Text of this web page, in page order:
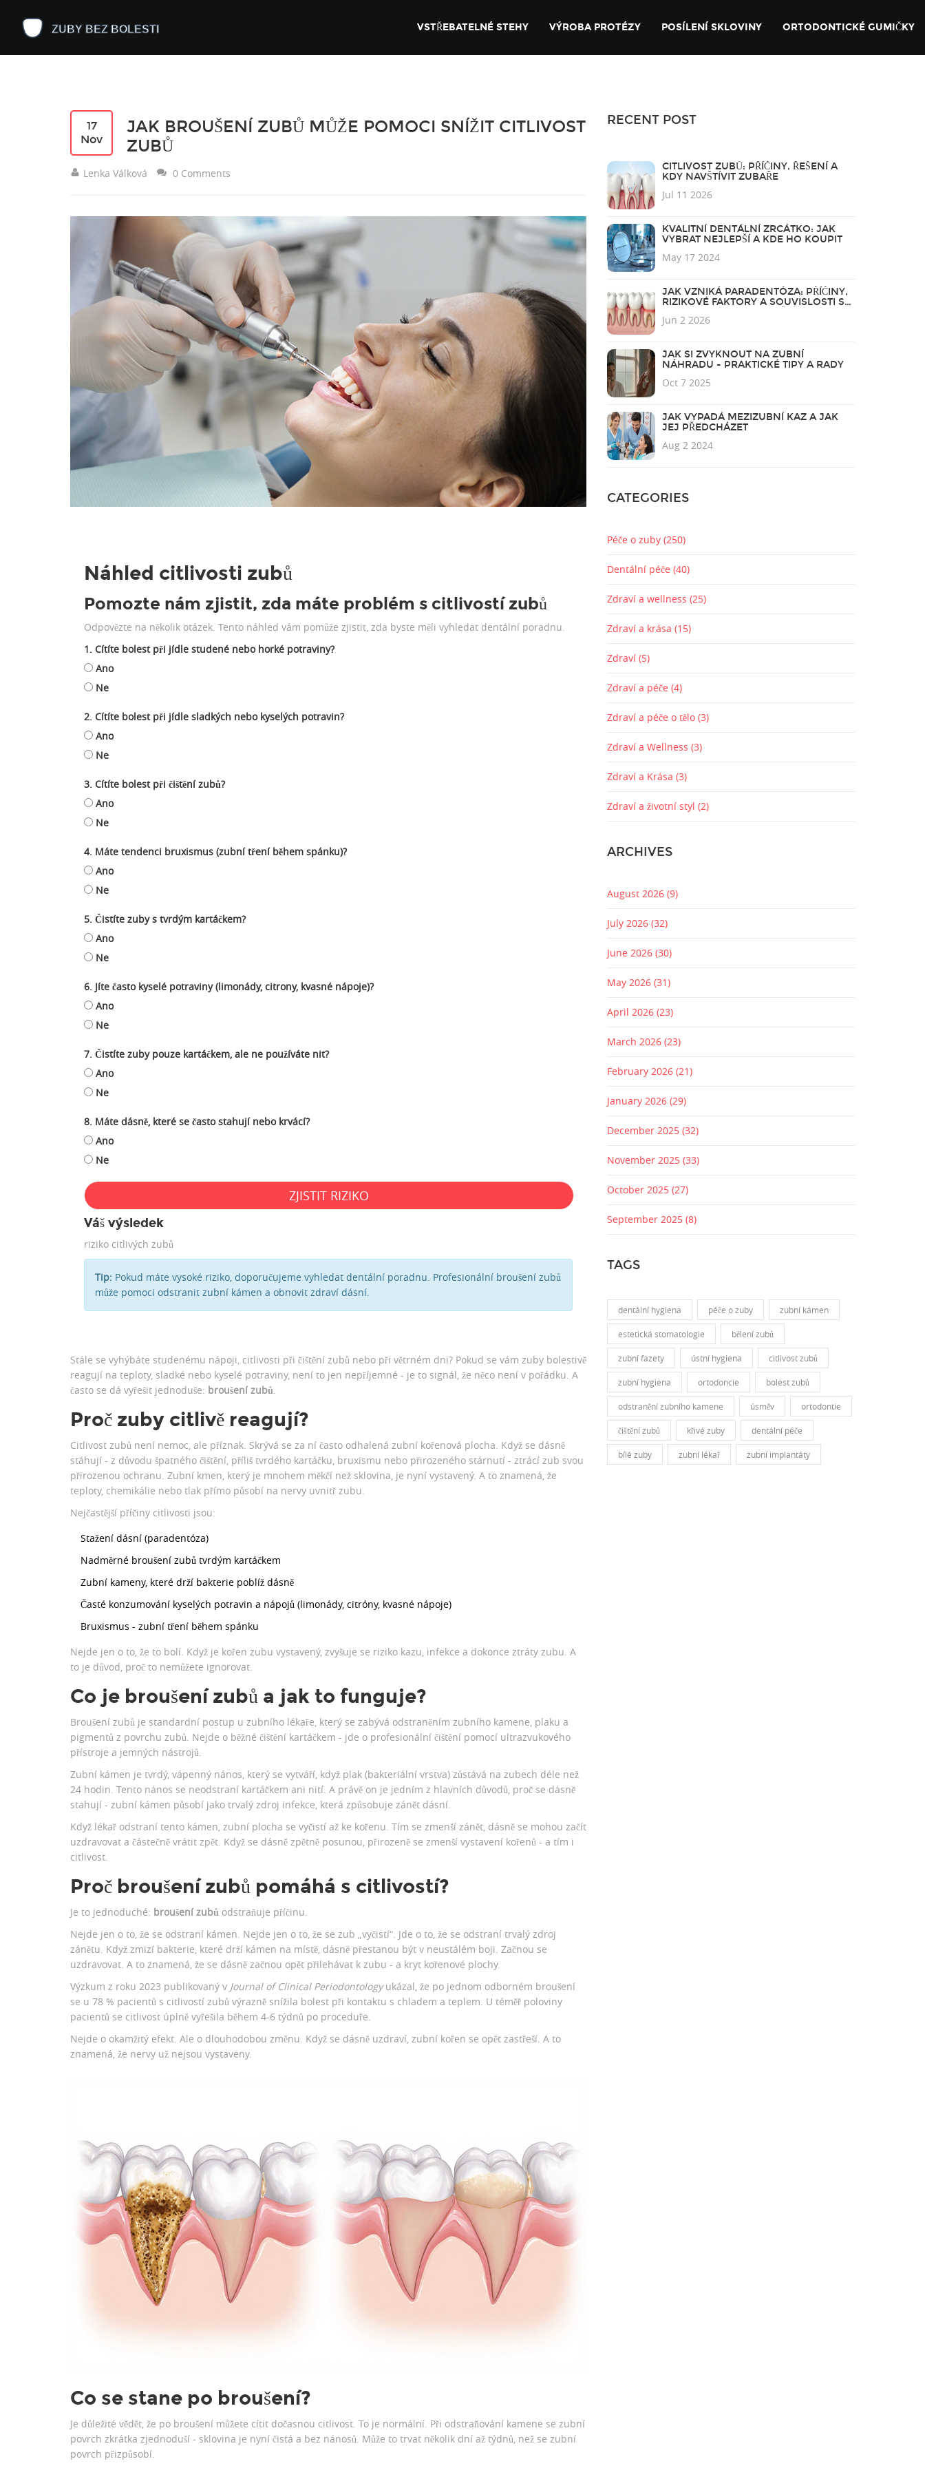
VSTŘEBATELNÉ STEHY VÝROBA PROTÉZY POSÍLENÍ SKLOVINY ORTODONTICKÉ GUMIČKY
17
Nov
JAK BROUŠENÍ ZUBŮ MŮŽE POMOCI SNÍŽIT CITLIVOST
ZUBŮ
Lenka Válková 0 Comments
Náhled citlivosti zubů
Pomozte nám zjistit, zda máte problém s citlivostí zubů
Odpovězte na několik otázek. Tento náhled vám pomůže zjistit, zda byste měli vyhledat dentální poradnu.
1. Cítíte bolest při jídle studené nebo horké potraviny?
Ano
Ne
2. Cítíte bolest při jídle sladkých nebo kyselých potravin?
Ano
Ne
3. Cítíte bolest při čištění zubů?
Ano
Ne
4. Máte tendenci bruxismus (zubní tření během spánku)?
Ano
Ne
5. Čistíte zuby s tvrdým kartáčkem?
Ano
Ne
6. Jíte často kyselé potraviny (limonády, citrony, kvasné nápoje)?
Ano
Ne
7. Čistíte zuby pouze kartáčkem, ale ne používáte nit?
Ano
Ne
8. Máte dásně, které se často stahují nebo krvácí?
Ano
Ne
ZJISTIT RIZIKO
Váš výsledek
riziko citlivých zubů
Tip: Pokud máte vysoké riziko, doporučujeme vyhledat dentální poradnu. Profesionální broušení zubů
může pomoci odstranit zubní kámen a obnovit zdraví dásní.
Stále se vyhýbáte studenému nápoji, citlivosti při čištění zubů nebo při větrném dni? Pokud se vám zuby bolestivě
reagují na teploty, sladké nebo kyselé potraviny, není to jen nepříjemné - je to signál, že něco není v pořádku. A
často se dá vyřešit jednoduše: broušení zubů.
Proč zuby citlivě reagují?
Citlivost zubů není nemoc, ale příznak. Skrývá se za ní často odhalená zubní kořenová plocha. Když se dásně
stáhují - z důvodu špatného čištění, příliš tvrdého kartáčku, bruxismu nebo přirozeného stárnutí - ztrácí zub svou
přirozenou ochranu. Zubní kmen, který je mnohem měkčí než sklovina, je nyní vystavený. A to znamená, že
teploty, chemikálie nebo tlak přímo působí na nervy uvnitř zubu.
Nejčastější příčiny citlivosti jsou:
Stažení dásní (paradentóza)
Nadměrné broušení zubů tvrdým kartáčkem
Zubní kameny, které drží bakterie poblíž dásně
Časté konzumování kyselých potravin a nápojů (limonády, citróny, kvasné nápoje)
Bruxismus - zubní tření během spánku
Nejde jen o to, že to bolí. Když je kořen zubu vystavený, zvyšuje se riziko kazu, infekce a dokonce ztráty zubu. A
to je důvod, proč to nemůžete ignorovat.
Co je broušení zubů a jak to funguje?
Broušení zubů je standardní postup u zubního lékaře, který se zabývá odstraněním zubního kamene, plaku a
pigmentů z povrchu zubů. Nejde o běžné čištění kartáčkem - jde o profesionální čištění pomocí ultrazvukového
přístroje a jemných nástrojů.
Zubní kámen je tvrdý, vápenný nános, který se vytváří, když plak (bakteriální vrstva) zůstává na zubech déle než
24 hodin. Tento nános se neodstraní kartáčkem ani nití. A právě on je jedním z hlavních důvodů, proč se dásně
stahují - zubní kámen působí jako trvalý zdroj infekce, která způsobuje zánět dásní.
Když lékař odstraní tento kámen, zubní plocha se vyčistí až ke kořenu. Tím se zmenší zánět, dásně se mohou začít
uzdravovat a částečně vrátit zpět. Když se dásně zpětně posunou, přirozeně se zmenší vystavení kořenů - a tím i
citlivost.
Proč broušení zubů pomáhá s citlivostí?
Je to jednoduché: broušení zubů odstraňuje příčinu.
Nejde jen o to, že se odstraní kámen. Nejde jen o to, že se zub „vyčistí“. Jde o to, že se odstraní trvalý zdroj
zánětu. Když zmizí bakterie, které drží kámen na místě, dásně přestanou být v neustálém boji. Začnou se
uzdravovat. A to znamená, že se dásně začnou opět přilehávat k zubu - a kryt kořenové plochy.
Výzkum z roku 2023 publikovaný v Journal of Clinical Periodontologyukázal, že po jednom odborném broušení
se u 78 % pacientů s citlivostí zubů výrazně snížila bolest při kontaktu s chladem a teplem. U téměř poloviny
pacientů se citlivost úplně vyřešila během 4-6 týdnů po proceduře.
Nejde o okamžitý efekt. Ale o dlouhodobou změnu. Když se dásně uzdraví, zubní kořen se opět zastřeší. A to
znamená, že nervy už nejsou vystaveny.
Co se stane po broušení?
Je důležité vědět, že po broušení můžete cítit dočasnou citlivost. To je normální. Při odstraňování kamene se zubní
povrch zkrátka zjednoduší - sklovina je nyní čistá a bez nánosů. Může to trvat několik dní až týdnů, než se zubní
povrch přizpůsobí.
RECENT POST
CITLIVOST ZUBŮ: PŘÍČINY, ŘEŠENÍ A
KDY NAVŠTÍVIT ZUBAŘE
Jul 11 2026
KVALITNÍ DENTÁLNÍ ZRCÁTKO: JAK
VYBRAT NEJLEPŠÍ A KDE HO KOUPIT
May 17 2024
JAK VZNIKÁ PARADENTÓZA: PŘÍČINY,
RIZIKOVÉ FAKTORY A SOUVISLOSTI SE
Jun 2 2026
JAK SI ZVYKNOUT NA ZUBNÍ
NÁHRADU - PRAKTICKÉ TIPY A RADY
Oct 7 2025
JAK VYPADÁ MEZIZUBNÍ KAZ A JAK
JEJ PŘEDCHÁZET
Aug 2 2024
CATEGORIES
Péče o zuby (250)
Dentální péče (40)
Zdraví a wellness (25)
Zdraví a krása (15)
Zdraví (5)
Zdraví a péče (4)
Zdraví a péče o tělo (3)
Zdraví a Wellness (3)
Zdraví a Krása (3)
Zdraví a životní styl (2)
ARCHIVES
August 2026 (9)
July 2026 (32)
June 2026 (30)
May 2026 (31)
April 2026 (23)
March 2026 (23)
February 2026 (21)
January 2026 (29)
December 2025 (32)
November 2025 (33)
October 2025 (27)
September 2025 (8)
TAGS
dentální hygiena péče o zuby zubní kámen
estetická stomatologie bělení zubů
zubní fazety ústní hygiena citlivost zubů
zubní hygiena ortodoncie bolest zubů
odstranění zubního kamene úsměv ortodontie
čištění zubů křivé zuby dentální péče
bílé zuby zubní lékař zubní implantáty